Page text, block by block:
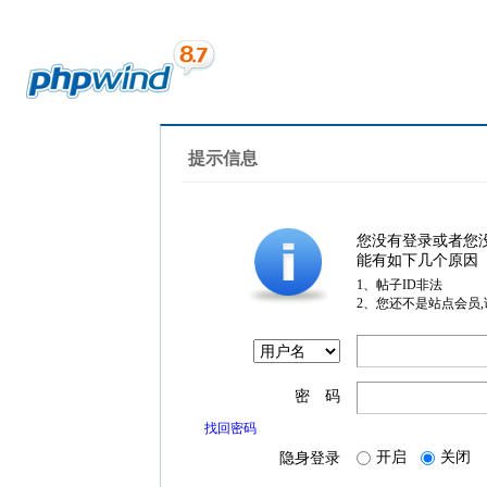
提示信息
您没有登录或者您
能有如下几个原因
1、帖子ID非法
2、您还不是站点会员
密 码
找回密码
隐身登录 开启 关闭